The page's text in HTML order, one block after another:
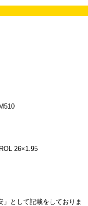
26×1.95
として記載をしておりま